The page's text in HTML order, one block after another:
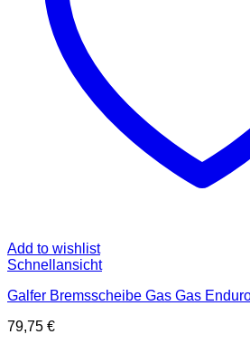
Add to wishlist
Schnellansicht
Galfer Bremsscheibe Gas Gas
79,75 €